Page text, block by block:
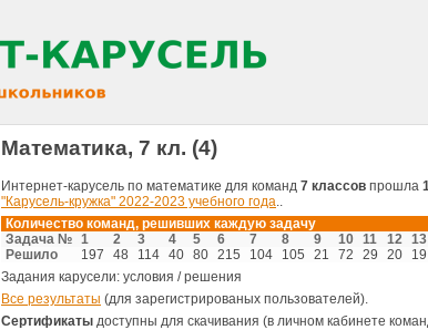
Математика, 7 кл. (4)
Интернет-карусель по математике для команд 7 классов прошла
"Карусель-кружка" 2022-2023 учебного года..
Количество команд, решивших каждую задачу
Задача № 1 2 3 4 5 6 7 8 9 10 11 12 13
Решило
197 48 114 40 80 215 104 105 21 72 29 20 19
Задания карусели: условия / решения
Все результаты (для зарегистрированых пользователей).
Сертификаты доступны для скачивания (в личном кабинете